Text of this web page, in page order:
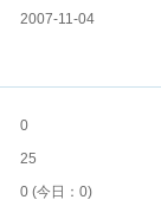
2007-11-04
0
25
0 (今日：0)